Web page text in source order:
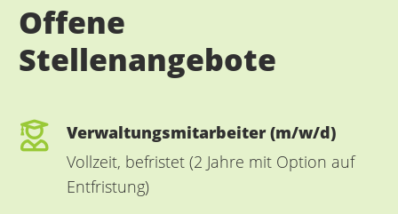
Offene
Stellenangebote
Verwaltungsmitarbeiter (m/w/d)
Vollzeit, befristet (2 Jahre mit Option auf
Entfristung)